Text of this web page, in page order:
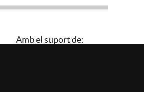
Amb el suport de: